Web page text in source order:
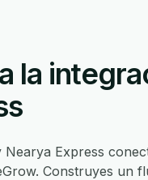
la
Nearya Express
Construyes un